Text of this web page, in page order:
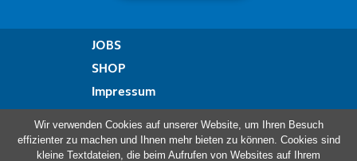
JOBS
SHOP
Impressum
Erklärung zur Barrierefreiheit
Wir verwenden Cookies auf unserer Website, um Ihren Besuch
effizienter zu machen und Ihnen mehr bieten zu können. Cookies sind
kleine Textdateien, die beim Aufrufen von Websites auf Ihrem